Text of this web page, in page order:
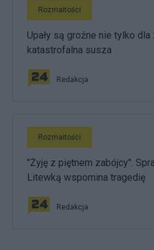
Rozmaitości
Upały są groźne nie tylko
katastrofalna susza
Redakcja
Rozmaitości
"Żyję z piętnem zabójcy".
Litewką wspomina tragedię
Redakcja